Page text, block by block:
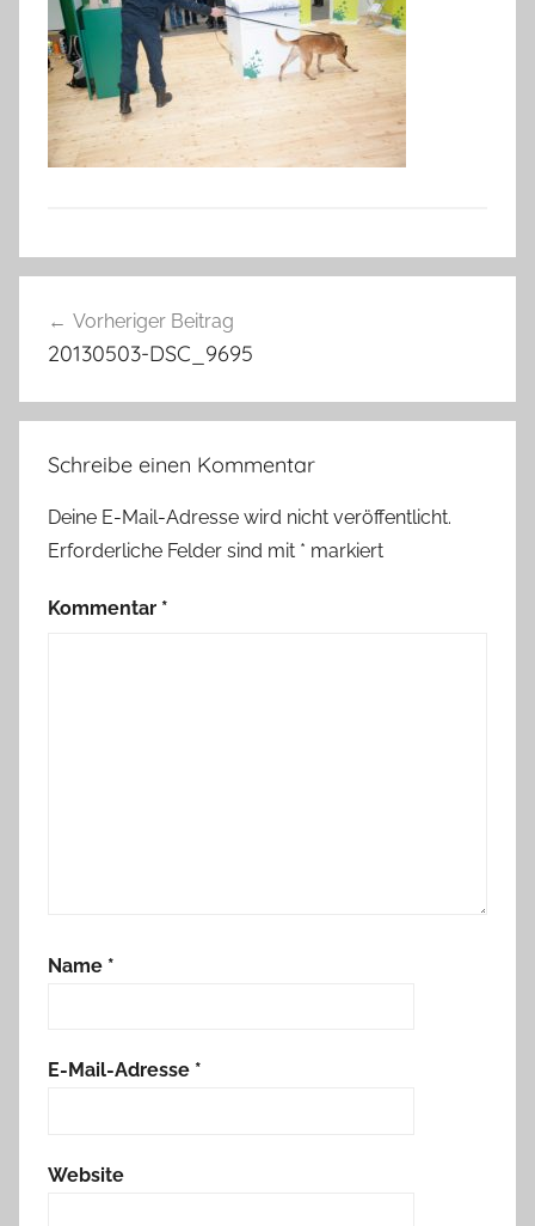
Vorheriger Beitrag
20130503-DSC_9695
Schreibe einen Kommentar
Deine E-Mail-Adresse wird nicht veröffentlicht.
Erforderliche Felder sind mit * markiert
Kommentar *
Name *
E-Mail-Adresse *
Website